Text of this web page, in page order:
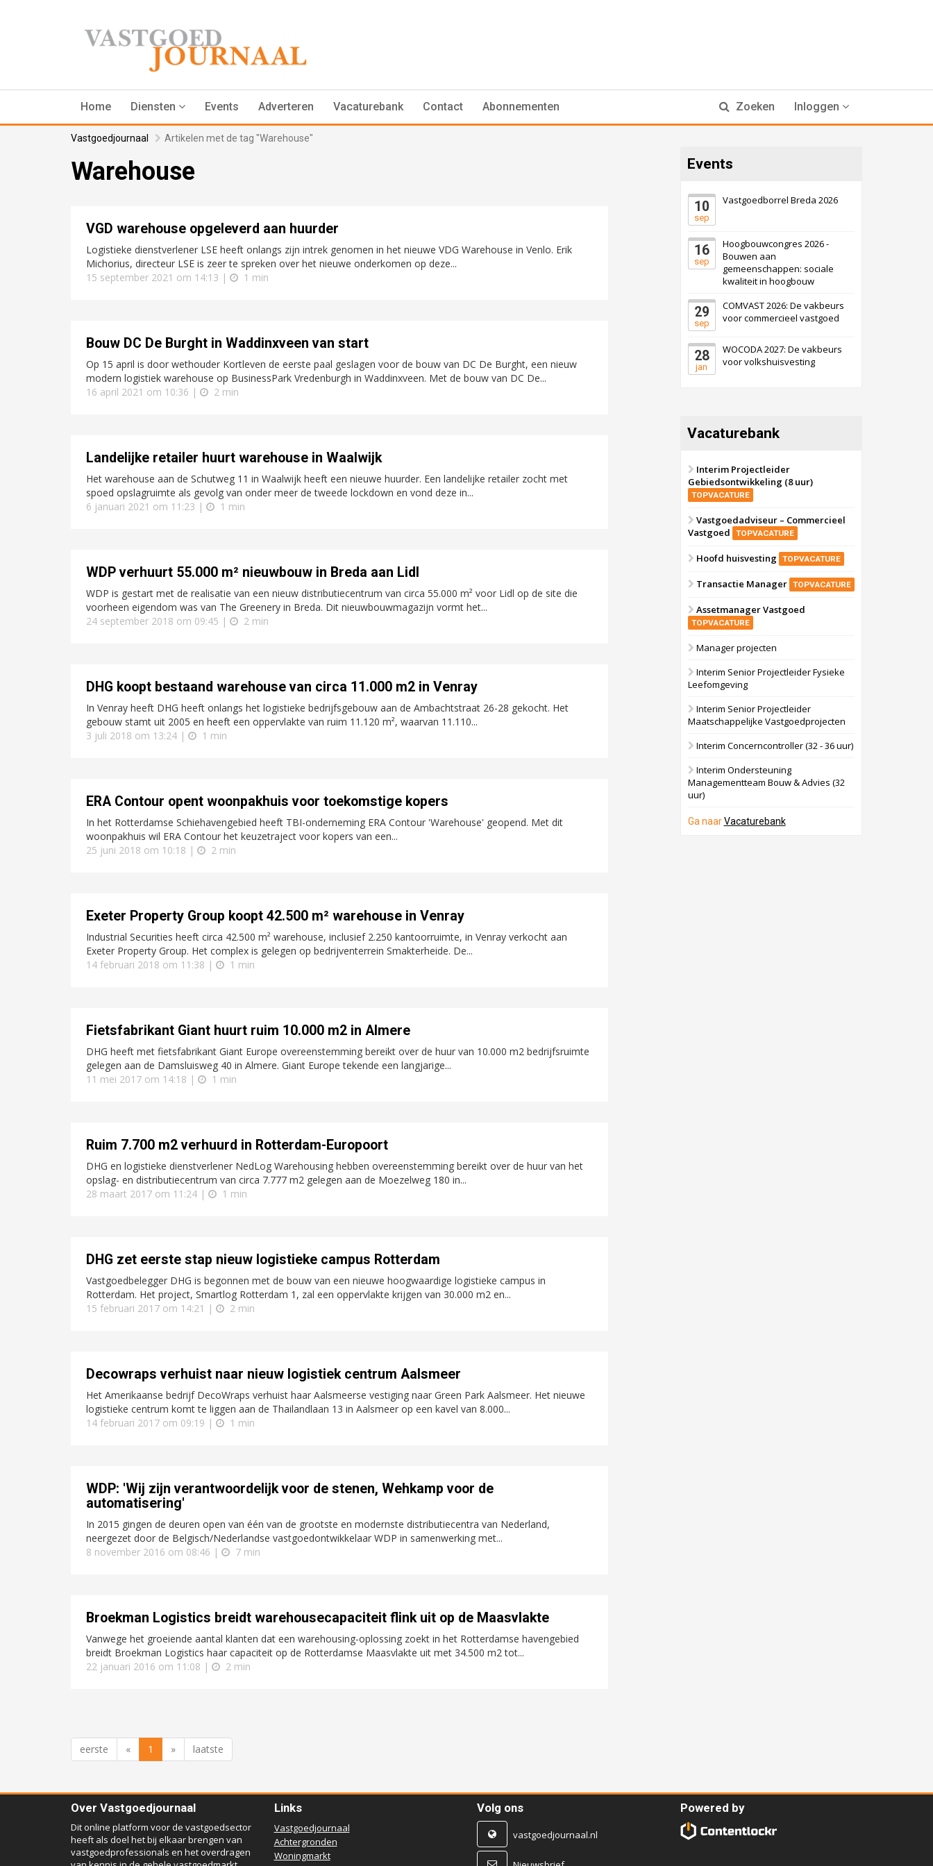
Home Diensten Events Adverteren Vacaturebank Contact Abonnementen Zoeken Inloggen
Vastgoedjournaal Artikelen met de tag "Warehouse"
Warehouse
VGD warehouse opgeleverd aan huurder
Logistieke dienstverlener LSE heeft onlangs zijn intrek genomen in het nieuwe VDG Warehouse in Venlo. Erik
Michorius, directeur LSE is zeer te spreken over het nieuwe onderkomen op deze...
15 september 2021 om 14:13 |
1 min
Bouw DC De Burght in Waddinxveen van start
Op 15 april is door wethouder Kortleven de eerste paal geslagen voor de bouw van DC De Burght, een nieuw
modern logistiek warehouse op BusinessPark Vredenburgh in Waddinxveen. Met de bouw van DC De...
16 april 2021 om 10:36 |
2 min
Landelijke retailer huurt warehouse in Waalwijk
Het warehouse aan de Schutweg 11 in Waalwijk heeft een nieuwe huurder. Een landelijke retailer zocht met
spoed opslagruimte als gevolg van onder meer de tweede lockdown en vond deze in...
6 januari 2021 om 11:23 |
1 min
WDP verhuurt 55.000 m² nieuwbouw in Breda aan Lidl
WDP is gestart met de realisatie van een nieuw distributiecentrum van circa 55.000 m² voor Lidl op de site die
voorheen eigendom was van The Greenery in Breda. Dit nieuwbouwmagazijn vormt het...
24 september 2018 om 09:45 |
2 min
DHG koopt bestaand warehouse van circa 11.000 m2 in Venray
In Venray heeft DHG heeft onlangs het logistieke bedrijfsgebouw aan de Ambachtstraat 26-28 gekocht. Het
gebouw stamt uit 2005 en heeft een oppervlakte van ruim 11.120 m², waarvan 11.110...
3 juli 2018 om 13:24 |
1 min
ERA Contour opent woonpakhuis voor toekomstige kopers
In het Rotterdamse Schiehavengebied heeft TBI-onderneming ERA Contour 'Warehouse' geopend. Met dit
woonpakhuis wil ERA Contour het keuzetraject voor kopers van een...
25 juni 2018 om 10:18 |
2 min
Exeter Property Group koopt 42.500 m² warehouse in Venray
Industrial Securities heeft circa 42.500 m² warehouse, inclusief 2.250 kantoorruimte, in Venray verkocht aan
Exeter Property Group. Het complex is gelegen op bedrijventerrein Smakterheide. De...
14 februari 2018 om 11:38 |
1 min
Fietsfabrikant Giant huurt ruim 10.000 m2 in Almere
DHG heeft met fietsfabrikant Giant Europe overeenstemming bereikt over de huur van 10.000 m2 bedrijfsruimte
gelegen aan de Damsluisweg 40 in Almere. Giant Europe tekende een langjarige...
11 mei 2017 om 14:18 |
1 min
Ruim 7.700 m2 verhuurd in Rotterdam-Europoort
DHG en logistieke dienstverlener NedLog Warehousing hebben overeenstemming bereikt over de huur van het
opslag- en distributiecentrum van circa 7.777 m2 gelegen aan de Moezelweg 180 in...
28 maart 2017 om 11:24 |
1 min
DHG zet eerste stap nieuw logistieke campus Rotterdam
Vastgoedbelegger DHG is begonnen met de bouw van een nieuwe hoogwaardige logistieke campus in
Rotterdam. Het project, Smartlog Rotterdam 1, zal een oppervlakte krijgen van 30.000 m2 en...
15 februari 2017 om 14:21 |
2 min
Decowraps verhuist naar nieuw logistiek centrum Aalsmeer
Het Amerikaanse bedrijf DecoWraps verhuist haar Aalsmeerse vestiging naar Green Park Aalsmeer. Het nieuwe
logistieke centrum komt te liggen aan de Thailandlaan 13 in Aalsmeer op een kavel van 8.000...
14 februari 2017 om 09:19 |
1 min
WDP: 'Wij zijn verantwoordelijk voor de stenen, Wehkamp voor de
automatisering'
In 2015 gingen de deuren open van één van de grootste en modernste distributiecentra van Nederland,
neergezet door de Belgisch/Nederlandse vastgoedontwikkelaar WDP in samenwerking met...
8 november 2016 om 08:46 |
7 min
Broekman Logistics breidt warehousecapaciteit flink uit op de Maasvlakte
Vanwege het groeiende aantal klanten dat een warehousing-oplossing zoekt in het Rotterdamse havengebied
breidt Broekman Logistics haar capaciteit op de Rotterdamse Maasvlakte uit met 34.500 m2 tot...
22 januari 2016 om 11:08 |
2 min
eerste « 1 » laatste
Events
10
sep
Vastgoedborrel Breda 2026
16
sep
Hoogbouwcongres 2026 -
Bouwen aan
gemeenschappen: sociale
kwaliteit in hoogbouw
29
sep
COMVAST 2026: De vakbeurs
voor commercieel vastgoed
28
jan
WOCODA 2027: De vakbeurs
voor volkshuisvesting
Vacaturebank
Interim Projectleider
Gebiedsontwikkeling (8 uur)
TOPVACATURE
Vastgoedadviseur – Commercieel
Vastgoed
TOPVACATURE
Hoofd huisvesting TOPVACATURE
Transactie Manager TOPVACATURE
Assetmanager Vastgoed
TOPVACATURE
Manager projecten
Interim Senior Projectleider Fysieke
Leefomgeving
Interim Senior Projectleider
Maatschappelijke Vastgoedprojecten
Interim Concerncontroller (32 - 36 uur)
Interim Ondersteuning
Managementteam Bouw & Advies (32
uur)
Ga naarVacaturebank
Over Vastgoedjournaal
Dit online platform voor de vastgoedsector
heeft als doel het bij elkaar brengen van
vastgoedprofessionals en het overdragen
Links
Vastgoedjournaal
Achtergronden
Woningmarkt
Volg ons
vastgoedjournaal.nl
Powered by